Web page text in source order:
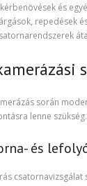
és
repedések
során
lenne
és